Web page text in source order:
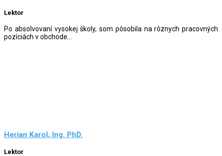
Lektor
Po absolvovaní vysokej školy, som pôsobila na rôznych pracovných
pozíciách v obchode...
Herian Karol, Ing. PhD.
Lektor